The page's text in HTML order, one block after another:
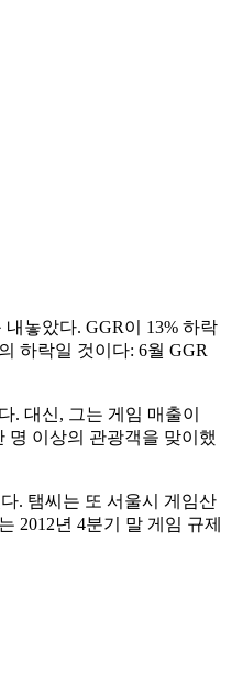
놓았다. GGR이 13% 하락
하락일 것이다: 6월 GGR
. 대신, 그는 게임 매출이
명 이상의 관광객을 맞이했
. 탬씨는 또 서울시 게임산
2012년 4분기 말 게임 규제